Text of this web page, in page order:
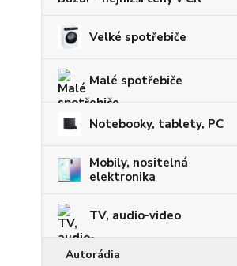
Velké spotřebiče
Malé spotřebiče
Notebooky, tablety, PC
Mobily, nositelná
elektronika
TV, audio-video
Autorádia